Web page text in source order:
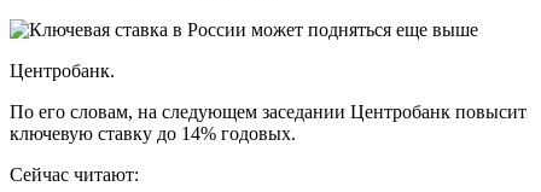
Центробанк.
По его словам, на следующем заседании Центробанк повысит
ключевую ставку до 14% годовых.
Сейчас читают: